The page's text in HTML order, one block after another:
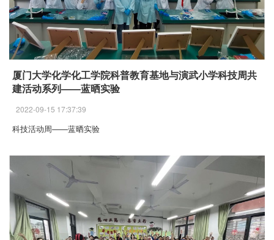
厦门大学化学化工学院科普教育基地与演武小学科技周共
建活动系列——蓝晒实验
2022-09-15 17:37:39
科技活动周——蓝晒实验